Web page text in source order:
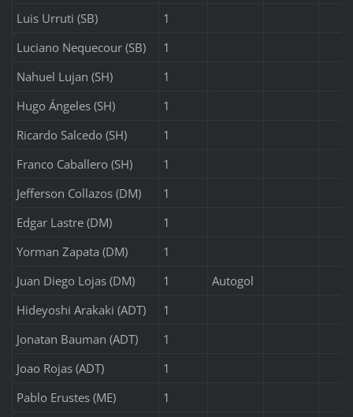
Luis Urruti (SB)
1
Luciano Nequecour (SB)
1
Nahuel Lujan (SH)
1
Hugo Ángeles (SH)
1
Ricardo Salcedo (SH)
1
Franco Caballero (SH)
1
Jefferson Collazos (DM)
1
Edgar Lastre (DM)
1
Yorman Zapata (DM)
1
Juan Diego Lojas (DM)
1
Autogol
Hideyoshi Arakaki (ADT)
1
Jonatan Bauman (ADT)
1
Joao Rojas (ADT)
1
Pablo Erustes (ME)
1